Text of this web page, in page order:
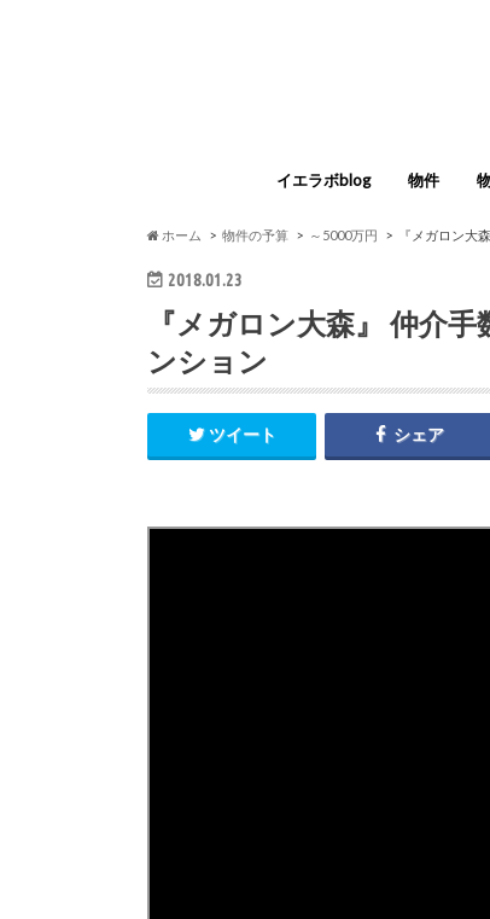
イエラボblog 物件
ホーム 物件の予算 ～5000万円 『メガロン
2018.01.23
『メガロン大森』 仲介
ンション
ツイート シェア